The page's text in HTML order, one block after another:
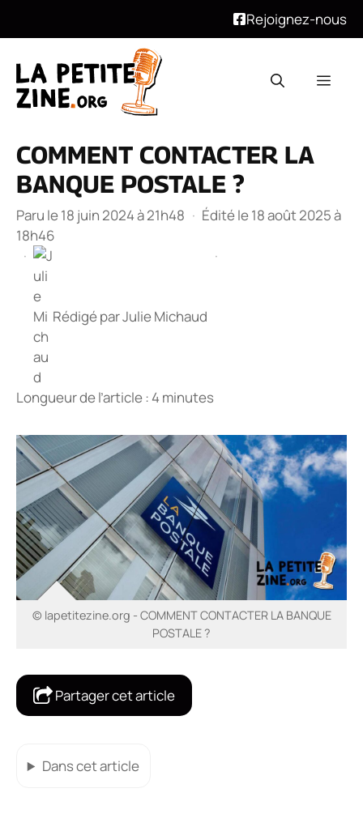
Rejoignez-nous
contenu
COMMENT CONTACTER LA
BANQUE POSTALE ?
Paru le 18 juin 2024 à 21h48 · Édité le 18 août 2025 à
18h46
·
Rédigé parJulie Michaud
·
Longueur de l’article : 4 minutes
© lapetitezine.org - COMMENT CONTACTER LA BANQUE
POSTALE ?
Partager cet article
Dans cet article